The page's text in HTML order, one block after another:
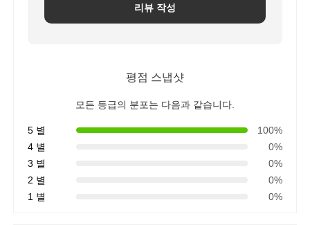
리뷰 작성
평점 스냅샷
모든 등급의 분포는 다음과 같습니다.
5 별
100%
4 별
0%
3 별
0%
2 별
0%
1 별
0%